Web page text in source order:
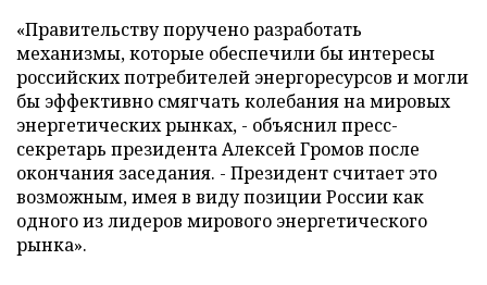
«Правительству поручено разработать
механизмы, которые обеспечили бы интересы
российских потребителей энергоресурсов и могли
бы эффективно смягчать колебания на мировых
энергетических рынках, - объяснил пресс-
секретарь президента Алексей Громов после
окончания заседания. - Президент считает это
возможным, имея в виду позиции России как
одного из лидеров мирового энергетического
рынка».